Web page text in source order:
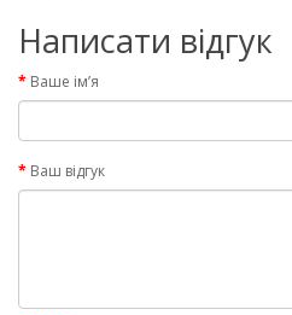
Написати відгук
Ваше ім’я
Ваш відгук